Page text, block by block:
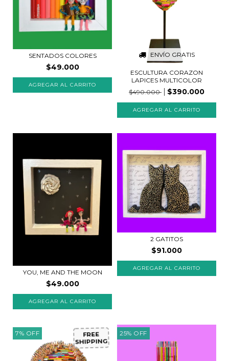
SENTADOS COLORES
$49.000
AGREGAR AL CARRITO
ENVÍO GRATIS
ESCULTURA CORAZON
LAPICES MULTICOLOR
$490.000
$390.000
YOU, ME AND THE MOON
$49.000
2 GATITOS
$91.000
7% OFF FREE
SHIPPING
25% OFF